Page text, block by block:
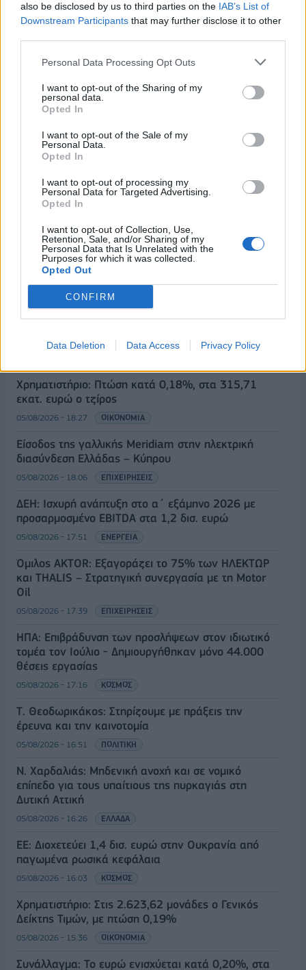
also be disclosed by us to third parties on the IAB’s List of
Downstream Participants that may further disclose it to other
Personal Data Processing Opt Outs
I want to opt-out of the Sharing of my
personal data.
Opted In
I want to opt-out of the Sale of my
Personal Data.
Opted In
I want to opt-out of processing my
Personal Data for Targeted Advertising.
Opted In
I want to opt-out of Collection, Use,
Retention, Sale, and/or Sharing of my
Personal Data that Is Unrelated with the
Purposes for which it was collected.
Opted Out
CONFIRM
Data Deletion Data Access Privacy Policy
LHH: Το νέο “ROI”, Return
επενδύοντας στους
ανθρώπους
λύσεις για την υγεία και
την ασφάλεια στον χώρο
04/06/2020 - 11:37
ΡΟΗ ΕΙΔΗΣΕΩΝ
Χρηματιστήριο: Πτώση κατά 0,18%, στα 315,71
εκατ. ευρώ ο τζίρος
05/08/2026 - 18:27 ΟΙΚΟΝΟΜΙΑ
Είσοδος της γαλλικής Meridiam στην ηλεκτρική
διασύνδεση Ελλάδας – Κύπρου
05/08/2026 - 18:06 ΕΠΙΧΕΙΡΗΣΕΙΣ
ΔΕΗ: Ισχυρή ανάπτυξη στο α΄ εξάμηνο 2026 με
προσαρμοσμένο EBITDA στα 1,2 δισ. ευρώ
05/08/2026 - 17:51 ΕΝΕΡΓΕΙΑ
Όμιλος AKTOR: Εξαγοράζει το 75% των ΗΛΕΚΤΩΡ
και THALIS – Στρατηγική συνεργασία με τη Motor
Oil
05/08/2026 - 17:39 ΕΠΙΧΕΙΡΗΣΕΙΣ
ΗΠΑ: Επιβράδυνση των προσλήψεων στον ιδιωτικό
τομέα τον Ιούλιο - Δημιουργήθηκαν μόνο 44.000
θέσεις εργασίας
05/08/2026 - 17:16 ΚΟΣΜΟΣ
Τ. Θεοδωρικάκος: Στηρίζουμε με πράξεις την
έρευνα και την καινοτομία
05/08/2026 - 16:51 ΠΟΛΙΤΙΚΗ
Ν. Χαρδαλιάς: Μηδενική ανοχή και σε νομικό
επίπεδο για τους υπαίτιους της πυρκαγιάς στη
Δυτική Αττική
05/08/2026 - 16:26 ΕΛΛΑΔΑ
ΕΕ: Διοχετεύει 1,4 δισ. ευρώ στην Ουκρανία από
παγωμένα ρωσικά κεφάλαια
05/08/2026 - 16:03 ΚΟΣΜΟΣ
Χρηματιστήριο: Στις 2.623,62 μονάδες ο Γενικός
Δείκτης Τιμών, με πτώση 0,19%
05/08/2026 - 15:36 ΟΙΚΟΝΟΜΙΑ
Συνάλλαγμα: Το ευρώ ενισχύεται κατά 0,20%, στα